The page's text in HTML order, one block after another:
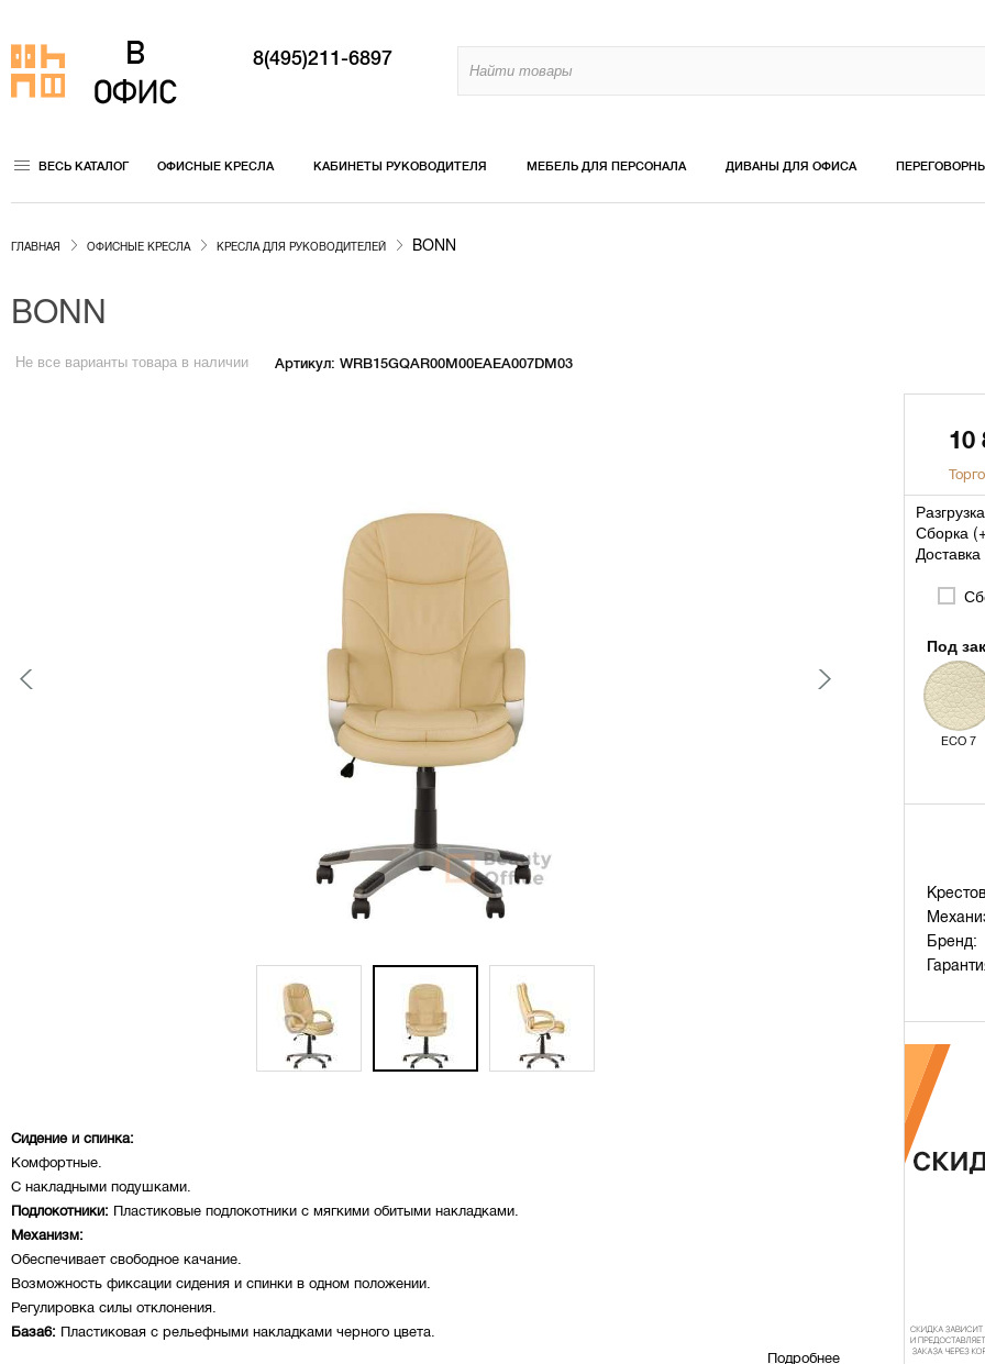
8(495)211-6897
ВЕСЬ КАТАЛОГ ОФИСНЫЕ КРЕСЛА КАБИНЕТЫ РУКОВОДИТЕЛЯ МЕБЕЛЬ ДЛЯ ПЕРСОНАЛА ДИВАНЫ ДЛЯ ОФИСА
ГЛАВНАЯ ОФИСНЫЕ КРЕСЛА КРЕСЛА ДЛЯ РУКОВОДИТЕЛЕЙ BONN
BONN
Не все варианты товара в наличии Артикул: WRB15GQAR00M00EAEA007DM03
10
Сборка
Доставка
Под
ECO 7
Бренд:
Сидение и спинка:
Комфортные.
С накладными подушками.
Подлокотники: Пластиковые подлокотники с мягкими обитыми накладками.
Механизм:
Обеспечивает свободное качание.
Возможность фиксации сидения и спинки в одном положении.
Регулировка силы отклонения.
База6: Пластиковая с рельефными накладками черного цвета.
Подробнее